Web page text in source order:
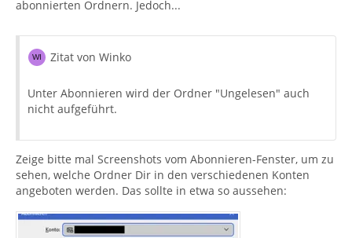
abonnierten Ordnern. Jedoch...
Zitat von Winko
Unter Abonnieren wird der Ordner "Ungelesen" auch
nicht aufgeführt.
Zeige bitte mal Screenshots vom Abonnieren-Fenster, um zu
sehen, welche Ordner Dir in den verschiedenen Konten
angeboten werden. Das sollte in etwa so aussehen: